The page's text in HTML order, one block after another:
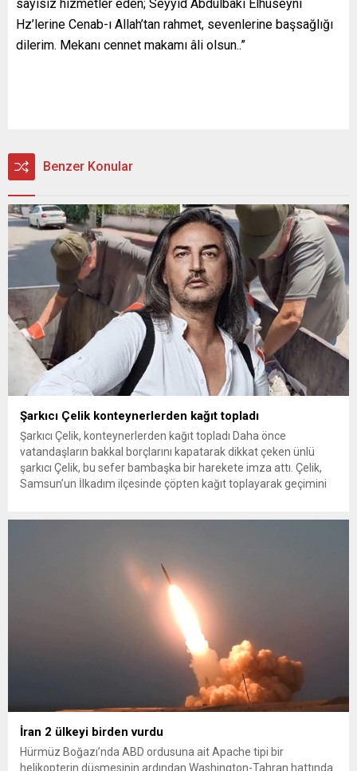
sayısız hizmetler eden; Seyyid Abdülbaki Elhüseyni
Hz’lerine Cenab-ı Allah’tan rahmet, sevenlerine başsağlığı
dilerim. Mekanı cennet makamı âli olsun..”
Benzer Konular
Şarkıcı Çelik konteynerlerden kağıt topladı
Şarkıcı Çelik, konteynerlerden kağıt topladı Daha önce
vatandaşların bakkal borçlarını kapatarak dikkat çeken ünlü
şarkıcı Çelik, bu sefer bambaşka bir harekete imza attı. Çelik,
Samsun’un İlkadım ilçesinde çöpten kağıt toplayarak geçimini
İran 2 ülkeyi birden vurdu
Hürmüz Boğazı’nda ABD ordusuna ait Apache tipi bir
helikopterin düşmesinin ardından Washington-Tahran hattında